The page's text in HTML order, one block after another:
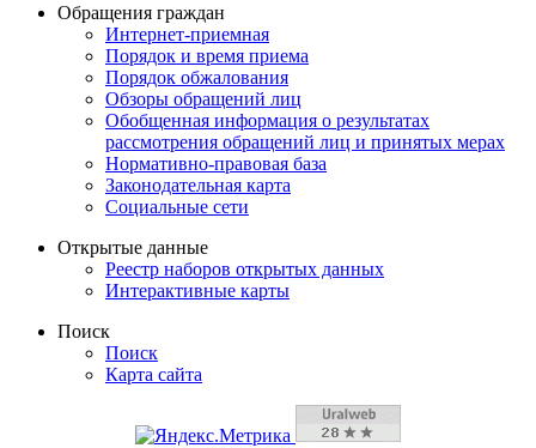
Обращения граждан
Интернет-приемная
Порядок и время приема
Порядок обжалования
Обзоры обращений лиц
Обобщенная информация о результатах
рассмотрения обращений лиц и принятых мерах
Нормативно-правовая база
Законодательная карта
Социальные сети
Открытые данные
Реестр наборов открытых данных
Интерактивные карты
Поиск
Поиск
Карта сайта